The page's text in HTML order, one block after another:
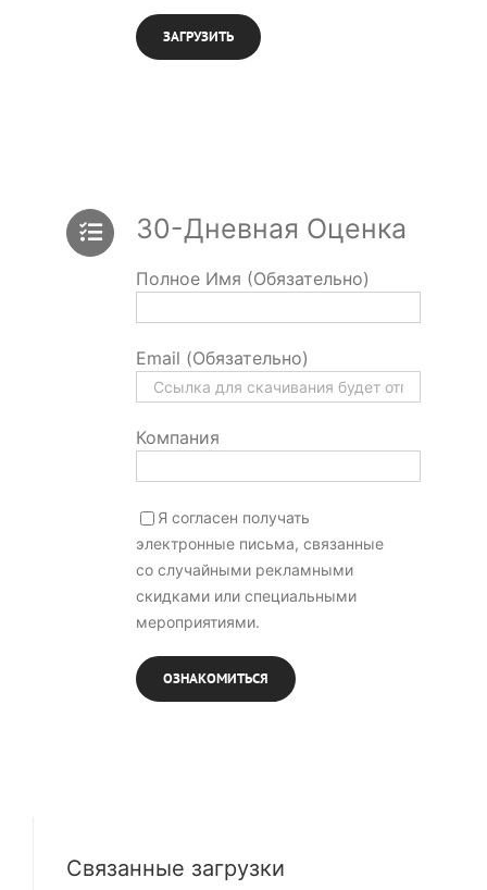
30-Дневная Оценка
Полное Имя (Обязательно)
Email (Обязательно)
Компания
Я согласен получать
электронные письма, связанные
со случайными рекламными
скидками или специальными
мероприятиями.
Связанные загрузки